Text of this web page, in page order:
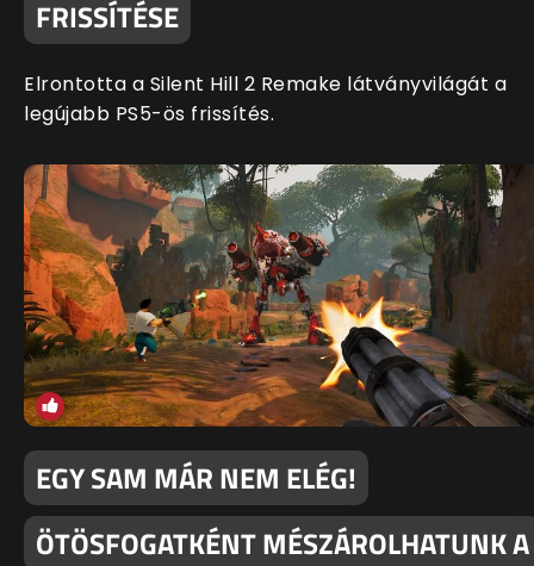
FRISSÍTÉSE
Elrontotta a Silent Hill 2 Remake látványvilágát a
legújabb PS5-ös frissítés.
EGY SAM MÁR NEM ELÉG!
ÖTÖSFOGATKÉNT MÉSZÁROLHATUNK A